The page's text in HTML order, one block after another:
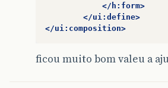
</h:form>
</ui:define>
</ui:composition>
ficou muito bom valeu a